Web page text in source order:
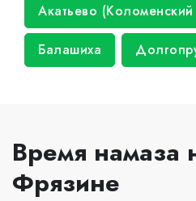
Акатьево
Балашиха
Время намаза
Фрязине